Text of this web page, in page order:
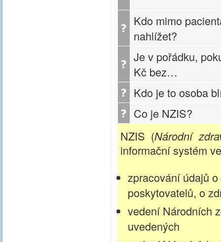
Kdo mimo
nahlížet?
Je v pořádku,
Kč bez…
Kdo je to osoba
Co je NZIS?
NZIS (Národní
informační systém
zpracování údajů
poskytovatelů, o
vedení Národních
uvedených